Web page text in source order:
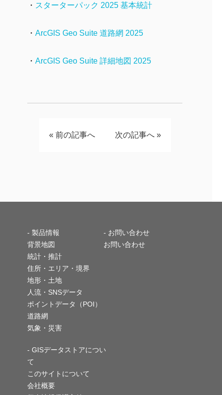
・ スターターパック 2025 基本統計
・ ArcGIS Geo Suite 道路網 2025
・ ArcGIS Geo Suite 詳細地図 2025
« 前の記事へ 次の記事へ»
- 製品情報
背景地図
統計・推計
住所・エリア・境界
地形・土地
人流・SNSデータ
ポイントデータ（POI）
道路網
気象・災害
- お問い合わせ
お問い合わせ
- GISデータストアについ
て
このサイトについて
会社概要